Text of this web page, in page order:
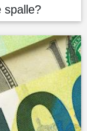
spalle?